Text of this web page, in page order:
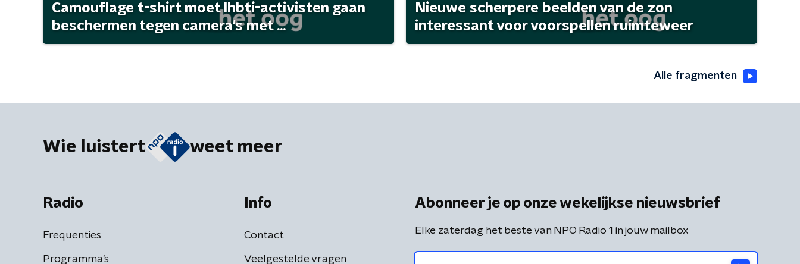
Camouflage t-shirt moet lhbti-activisten gaan
beschermen tegen camera's met ...
Nieuwe scherpere beelden van de zon
interessant voor voorspellen ruimteweer
Alle fragmenten
Wie luistert weet meer
Radio
Frequenties
Programma's
Info
Contact
Veelgestelde vragen
Abonneer je op onze wekelijkse nieuwsbrief
Elke zaterdag het beste van NPO Radio 1 in jouw mailbox